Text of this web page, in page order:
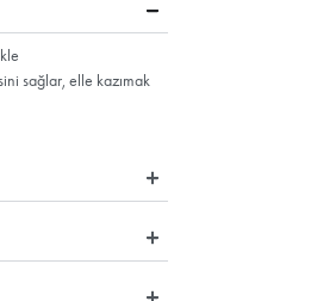
Faydaları
oluşmayacağı için mücevher
açıdan hedeflenen mükemmel
için yeni ekilmiş köklerin zarar